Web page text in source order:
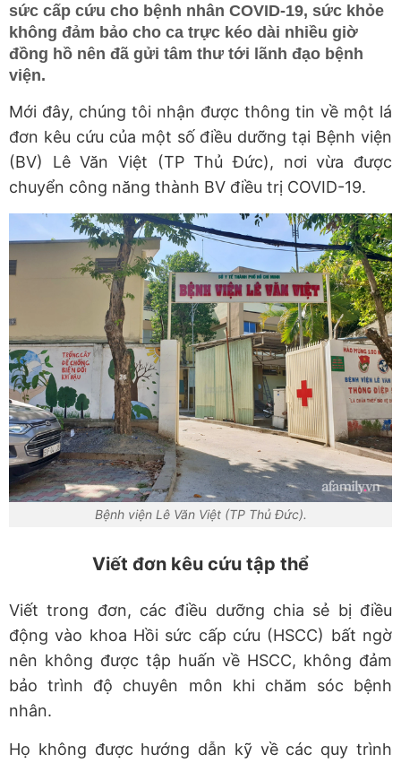
sức cấp cứu cho bệnh nhân COVID-19, sức khỏe
không đảm bảo cho ca trực kéo dài nhiều giờ
đồng hồ nên đã gửi tâm thư tới lãnh đạo bệnh
viện.
Mới đây, chúng tôi nhận được thông tin về một lá
đơn kêu cứu của một số điều dưỡng tại Bệnh viện
(BV) Lê Văn Việt (TP Thủ Đức), nơi vừa được
chuyển công năng thành BV điều trị COVID-19.
Bệnh viện Lê Văn Việt (TP Thủ Đức).
Viết đơn kêu cứu tập thể
Viết trong đơn, các điều dưỡng chia sẻ bị điều
động vào khoa Hồi sức cấp cứu (HSCC) bất ngờ
nên không được tập huấn về HSCC, không đảm
bảo trình độ chuyên môn khi chăm sóc bệnh
nhân.
Họ không được hướng dẫn kỹ về các quy trình